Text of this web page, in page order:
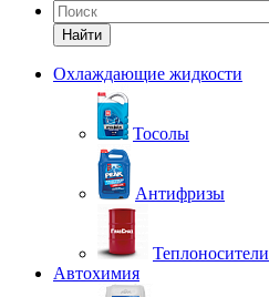
Найти
Охлаждающие жидкости
Тосолы
Антифризы
Теплоносители
Автохимия